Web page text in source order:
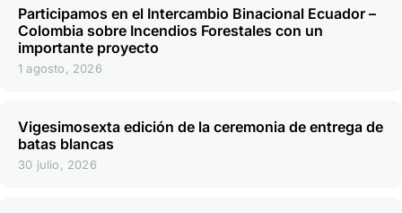
Participamos en el Intercambio Binacional Ecuador –
Colombia sobre Incendios Forestales con un
importante proyecto
1 agosto, 2026
Vigesimosexta edición de la ceremonia de entrega de
batas blancas
30 julio, 2026